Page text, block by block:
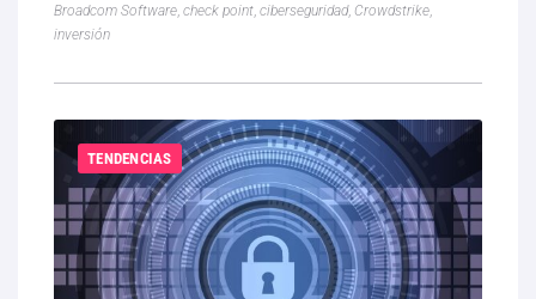
Broadcom Software check point ciberseguridad, Crowdstrike
inversión
TENDENCIAS